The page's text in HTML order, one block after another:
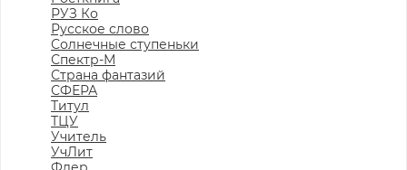
РУЗ Ко
Русское слово
Солнечные ступеньки
Спектр-М
Страна фантазий
СФЕРА
Титул
ТЦУ
Учитель
УчЛит